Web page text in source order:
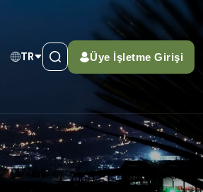
TR Üye İşletme Girişi